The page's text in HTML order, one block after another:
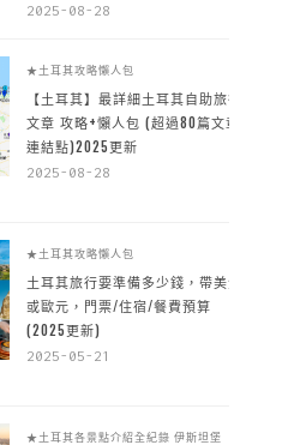
2025-08-28
★土耳其攻略懶人包
【土耳其】最詳細土耳其自助旅行
文章 攻略+懶人包 (超過80篇文章~
連結點)2025更新
2025-08-28
★土耳其攻略懶人包
土耳其旅行要準備多少錢，帶美金
或歐元，門票/住宿/餐費預算
(2025更新)
2025-05-21
★土耳其各景點介紹全紀錄 伊斯坦堡